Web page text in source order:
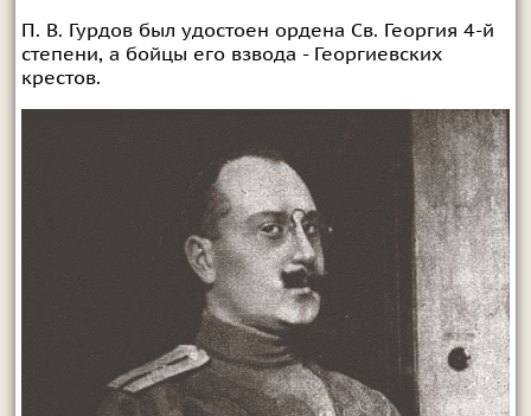
П. В. Гурдов был удостоен ордена Св. Георгия 4-й
степени, а бойцы его взвода - Георгиевских
крестов.